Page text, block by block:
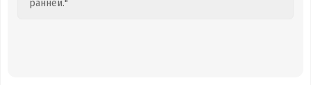
ранней."